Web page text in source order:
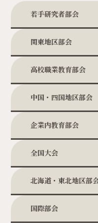
若手研究者部会
関東地区部会
高校職業教育部会
中国・四国地区部会
企業内教育部会
全国大会
北海道・東北地区部
国際部会